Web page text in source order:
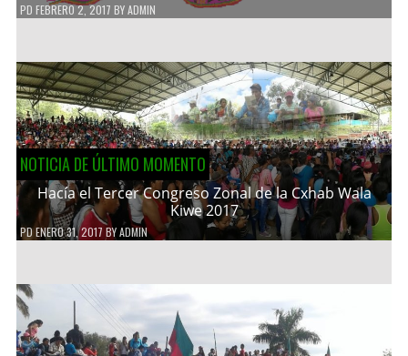
PD FEBRERO 2, 2017 BYADMIN
NOTICIA DE ÚLTIMO MOMENTO
Hacía el Tercer Congreso Zonal de la Cxhab Wala
Kiwe 2017
PDENERO 31, 2017 BYADMIN